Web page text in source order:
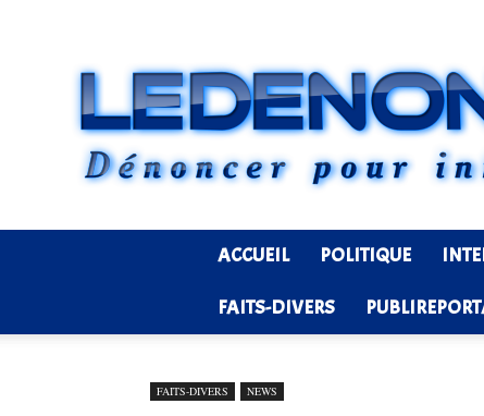
ACCUEIL POLITIQUE
FAITS-DIVERS
FAITS-DIVERS NEWS